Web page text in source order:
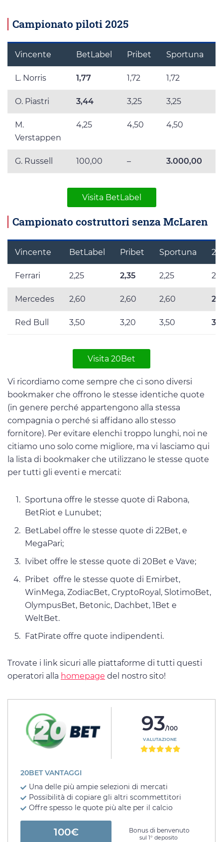
Campionato piloti 2025
Vincente BetLabel Pribet Sportuna
L. Norris 1,77 1,72 1,72
O. Piastri 3,44 3,25 3,25
M.
Verstappen
4,25 4,50 4,50
G. Russell 100,00 – 3.000,00
Visita BetLabel
Campionato costruttori senza McLaren
Vincente BetLabel Pribet Sportuna
Ferrari 2,25 2,35 2,25
Mercedes 2,60 2,60 2,60
Red Bull 3,50 3,20 3,50
Visita 20Bet
Vi ricordiamo come sempre che ci sono diversi
bookmaker che offrono le stesse identiche quote
(in genere perché appartengono alla stessa
compagnia o perché si affidano allo stesso
fornitore). Per evitare elenchi troppo lunghi, noi ne
citiamo uno solo come migliore, ma vi lasciamo qui
la lista di bookmaker che utilizzano le stesse quote
per tutti gli eventi e mercati:
Sportuna offre le stesse quote di Rabona,
BetRiot e Lunubet;
BetLabel offre le stesse quote di 22Bet, e
MegaPari;
Ivibet offre le stesse quote di 20Bet e Vave;
Pribet offre le stesse quote di Emirbet,
WinMega, ZodiacBet, CryptoRoyal, SlotimoBet,
OlympusBet, Betonic, Dachbet, 1Bet e
WeltBet.
FatPirate offre quote indipendenti.
Trovate i link sicuri alle piattaforme di tutti questi
operatori alla homepage del nostro sito!
93/100
VALUTAZIONE
20BET VANTAGGI
Una delle più ampie selezioni di mercati
Possibilità di copiare gli altri scommettitori
Offre spesso le quote più alte per il calcio
100€ Bonus di benvenuto
sul 1° deposito